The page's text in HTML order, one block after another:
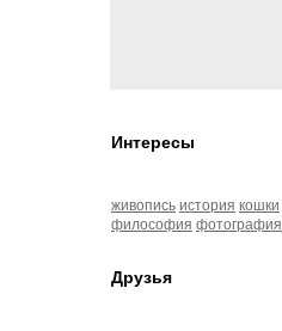
Интересы
живопись история кошки
философия фотография
Друзья